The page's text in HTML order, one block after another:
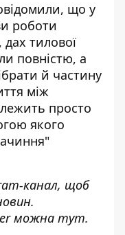
що у
роботи
дах тилової
повністю, а
й частину
між
просто
якого
канал, щоб
можна тут.